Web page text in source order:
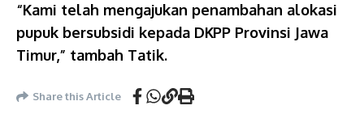
“Kami telah mengajukan penambahan alokasi
pupuk bersubsidi kepada DKPP Provinsi Jawa
Timur,” tambah Tatik.
Share this Article